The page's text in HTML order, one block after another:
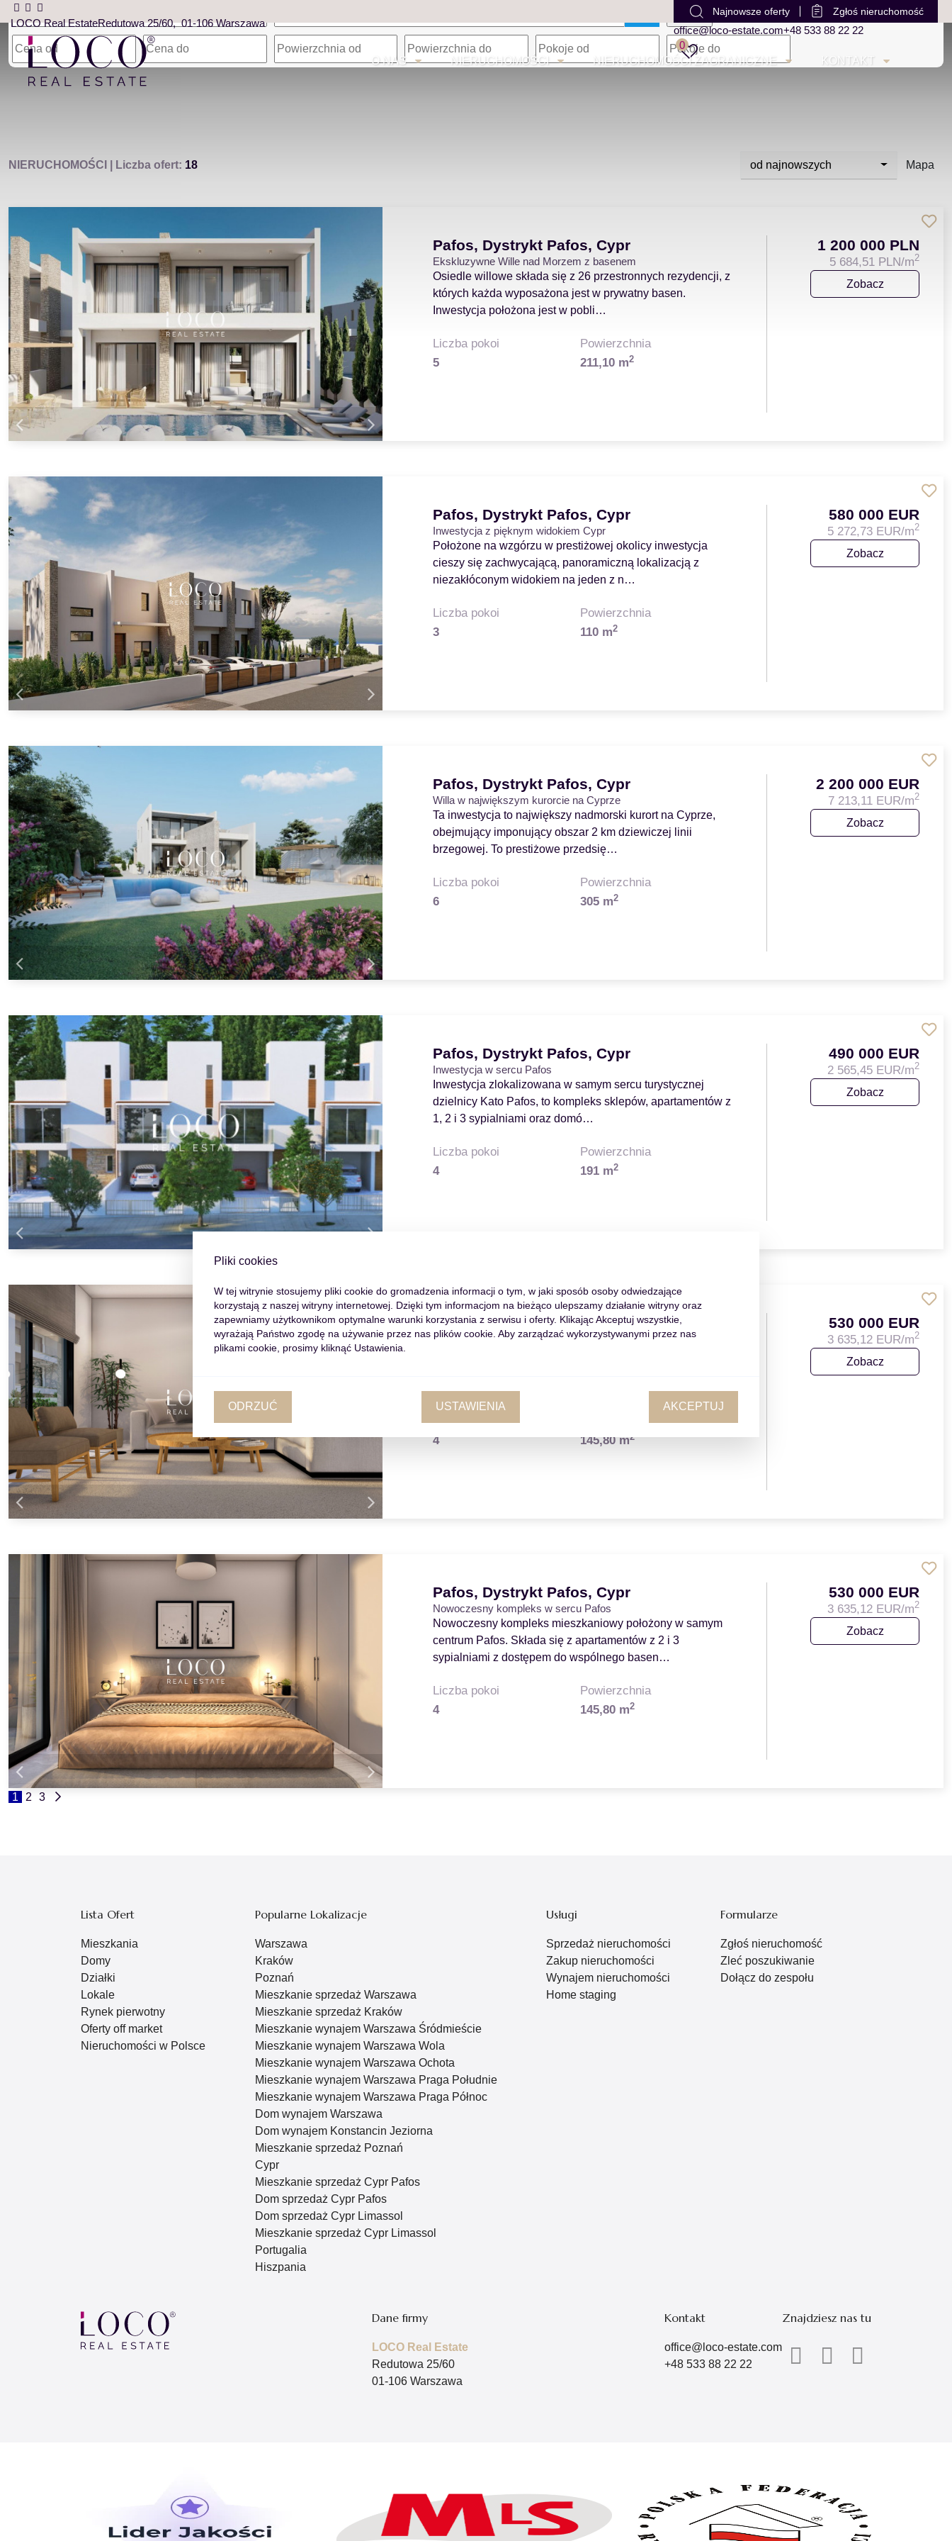
LOCO Real EstateRedutowa 25/60 01-106 Warszawa
Najnowsze oferty Zgłoś nieruchomość
office@loco-estate.com+48 533 88 22 22
0
O NAS
NIERUCHOMOŚCI NIERUCHOMOŚCI ZAGRANICZNE KONTAKT
NIERUCHOMOŚCI | Liczba ofert: 18 od najnowszych Mapa
Pafos, Dystrykt Pafos, Cypr
Ekskluzywne Wille nad Morzem z basenem
Osiedle willowe składa się z 26 przestronnych rezydencji, z
których każda wyposażona jest w prywatny basen.
Inwestycja położona jest w pobli…
Liczba pokoi
5
Powierzchnia
211,10 m2
1 200 000 PLN
5 684,51 PLN/m2
Zobacz
Pafos, Dystrykt Pafos, Cypr
Inwestycja z pięknym widokiem Cypr
Położone na wzgórzu w prestiżowej okolicy inwestycja
cieszy się zachwycającą, panoramiczną lokalizacją z
niezakłóconym widokiem na jeden z n…
Liczba pokoi
3
Powierzchnia
110 m2
580 000 EUR
5 272,73 EUR/m2
Zobacz
Pafos, Dystrykt Pafos, Cypr
Willa w największym kurorcie na Cyprze
Ta inwestycja to największy nadmorski kurort na Cyprze,
obejmujący imponujący obszar 2 km dziewiczej linii
brzegowej. To prestiżowe przedsię…
Liczba pokoi
6
Powierzchnia
305 m2
2 200 000 EUR
7 213,11 EUR/m2
Zobacz
Pafos, Dystrykt Pafos, Cypr
Inwestycja w sercu Pafos
Inwestycja zlokalizowana w samym sercu turystycznej
dzielnicy Kato Pafos, to kompleks sklepów, apartamentów z
1, 2 i 3 sypialniami oraz domó…
Liczba pokoi
4
Powierzchnia
191 m2
490 000 EUR
2 565,45 EUR/m2
Zobacz
Pafos, Dystrykt Pafos, Cypr
Nowoczesny kompleks w sercu Pafos
Liczba pokoi
4
Powierzchnia
145,80 m2
530 000 EUR
3 635,12 EUR/m2
Zobacz
Pafos, Dystrykt Pafos, Cypr
Nowoczesny kompleks w sercu Pafos
Nowoczesny kompleks mieszkaniowy położony w samym
centrum Pafos. Składa się z apartamentów z 2 i 3
sypialniami z dostępem do wspólnego basen…
Liczba pokoi
4
Powierzchnia
145,80 m2
530 000 EUR
3 635,12 EUR/m2
Zobacz
1 2 3
Lista Ofert
Mieszkania
Domy
Działki
Lokale
Rynek pierwotny
Oferty off market
Nieruchomości w Polsce
Popularne Lokalizacje
Warszawa
Kraków
Poznań
Mieszkanie sprzedaż Warszawa
Mieszkanie sprzedaż Kraków
Mieszkanie wynajem Warszawa Śródmieście
Mieszkanie wynajem Warszawa Wola
Mieszkanie wynajem Warszawa Ochota
Mieszkanie wynajem Warszawa Praga Południe
Mieszkanie wynajem Warszawa Praga Północ
Dom wynajem Warszawa
Dom wynajem Konstancin Jeziorna
Mieszkanie sprzedaż Poznań
Cypr
Mieszkanie sprzedaż Cypr Pafos
Dom sprzedaż Cypr Pafos
Dom sprzedaż Cypr Limassol
Mieszkanie sprzedaż Cypr Limassol
Portugalia
Hiszpania
Usługi
Sprzedaż nieruchomości
Zakup nieruchomości
Wynajem nieruchomości
Home staging
Formularze
Zgłoś nieruchomość
Zleć poszukiwanie
Dołącz do zespołu
Dane firmy
LOCO Real Estate
Redutowa 25/60
01-106 Warszawa
Kontakt
office@loco-estate.com
+48 533 88 22 22
Znajdziesz nas tu
Pliki cookies
W tej witrynie stosujemy pliki cookie do gromadzenia informacji o tym, w jaki sposób osoby odwiedzające
korzystają z naszej witryny internetowej. Dzięki tym informacjom na bieżąco ulepszamy działanie witryny oraz
zapewniamy użytkownikom optymalne warunki korzystania z serwisu i oferty. Klikając Akceptuj wszystkie,
wyrażają Państwo zgodę na używanie przez nas plików cookie. Aby zarządzać wykorzystywanymi przez nas
plikami cookie, prosimy kliknąć Ustawienia.
ODRZUĆ USTAWIENIA AKCEPTUJ